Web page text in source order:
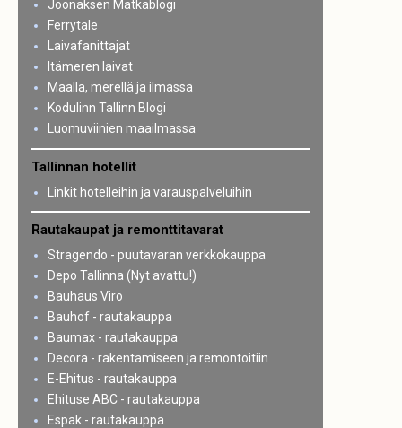
Joonaksen Matkablogi
Ferrytale
Laivafanittajat
Itämeren laivat
Maalla, merellä ja ilmassa
Kodulinn Tallinn Blogi
Luomuviinien maailmassa
Tallinnan hotellit
Linkit hotelleihin ja varauspalveluihin
Rautakaupat ja remonttitavarat
Stragendo - puutavaran verkkokauppa
Depo Tallinna (Nyt avattu!)
Bauhaus Viro
Bauhof - rautakauppa
Baumax - rautakauppa
Decora - rakentamiseen ja remontoitiin
E-Ehitus - rautakauppa
Ehituse ABC - rautakauppa
Espak - rautakauppa